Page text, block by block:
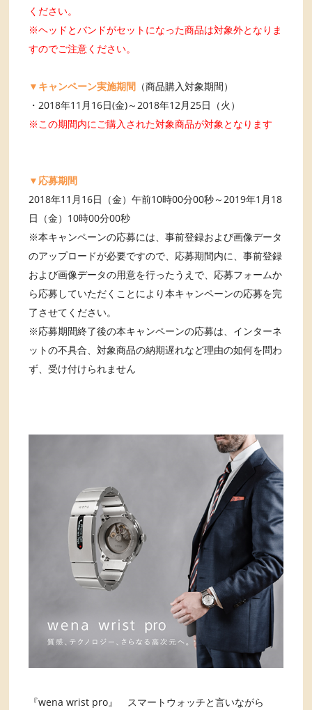
ください。
※ヘッドとバンドがセットになった商品は対象外となりま
すのでご注意ください。
▼キャンペーン実施期間 （商品購入対象期間）
・2018年11月16日(金)～2018年12月25日（火）
※この期間内にご購入された対象商品が対象となります
▼応募期間
2018年11月16日（金）午前10時00分00秒～2019年1月18
日（金）10時00分00秒
※本キャンペーンの応募には、事前登録および画像データ
のアップロードが必要ですので、応募期間内に、事前登録
および画像データの用意を行ったうえで、応募フォームか
ら応募していただくことにより本キャンペーンの応募を完
了させてください。
※応募期間終了後の本キャンペーンの応募は、インターネ
ットの不具合、対象商品の納期遅れなど理由の如何を問わ
ず、受け付けられません
『wena wrist pro』 スマートウォッチと言いながら